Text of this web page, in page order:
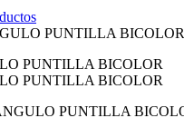
PUNTILLA BICOLOR